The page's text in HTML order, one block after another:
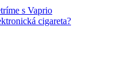
s Vaprio
cigareta?